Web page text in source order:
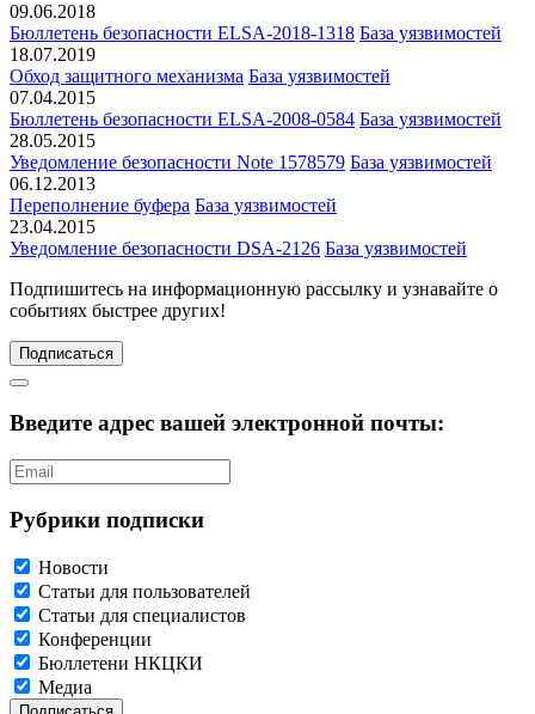
09.06.2018
Бюллетень безопасности ELSA-2018-1318 База уязвимостей
18.07.2019
Обход защитного механизма База уязвимостей
07.04.2015
Бюллетень безопасности ELSA-2008-0584 База уязвимостей
28.05.2015
Уведомление безопасности Note 1578579 База уязвимостей
06.12.2013
Переполнение буфера База уязвимостей
23.04.2015
Уведомление безопасности DSA-2126 База уязвимостей
Подпишитесь на информационную рассылку и узнавайте о
событиях быстрее других!
Подписаться
Введите адрес вашей электронной почты:
Рубрики подписки
Новости
Статьи для пользователей
Статьи для специалистов
Конференции
Бюллетени НКЦКИ
Медиа